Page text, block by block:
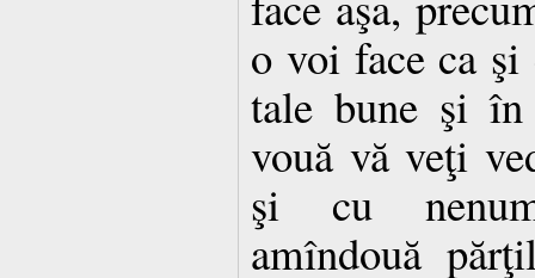
o voi face ca
tale bune şi în
vouă vă veţi
şi cu
amîndouă